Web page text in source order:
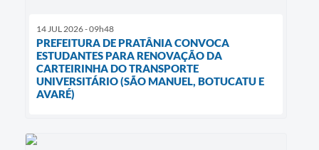
14 JUL 2026 - 09h48
PREFEITURA DE PRATÂNIA CONVOCA
ESTUDANTES PARA RENOVAÇÃO DA
CARTEIRINHA DO TRANSPORTE
UNIVERSITÁRIO (SÃO MANUEL, BOTUCATU E
AVARÉ)